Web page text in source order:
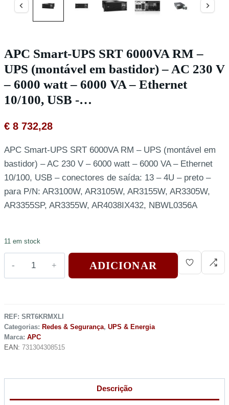
APC Smart-UPS SRT 6000VA RM –
UPS (montável em bastidor) – AC 230 V
– 6000 watt – 6000 VA – Ethernet
10/100, USB -…
€ 8 732,28
APC Smart-UPS SRT 6000VA RM – UPS (montável em
bastidor) – AC 230 V – 6000 watt – 6000 VA – Ethernet
10/100, USB – conectores de saída: 13 – 4U – preto –
para P/N: AR3100W, AR3105W, AR3155W, AR3305W,
AR3355SP, AR3355W, AR4038IX432, NBWL0356A
11 em stock
ADICIONAR
REF: SRT6KRMXLI
Categorias: Redes & Segurança, UPS & Energia
Marca: APC
EAN: 731304308515
Descrição